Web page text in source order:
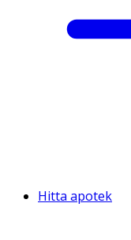
Hitta apotek